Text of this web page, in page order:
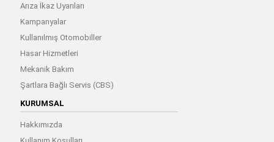
Arıza İkaz Uyarıları
Kampanyalar
Kullanılmış Otomobiller
Hasar Hizmetleri
Mekanik Bakım
Şartlara Bağlı Servis (CBS)
KURUMSAL
Hakkımızda